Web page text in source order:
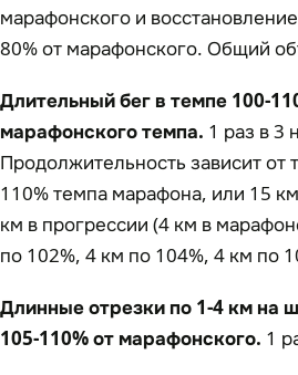
марафонского и
80% от марафонского. Общий
Длительный бег в темпе 100-
марафонского темпа. 1 раз в 3
Продолжительность зависит от
110% темпа марафона, или 15
км в прогрессии (4 км в
по 102%, 4 км по 104%, 4 км по
Длинные отрезки по 1-4 км на
105-110% от марафонского. 1